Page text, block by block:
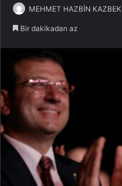
MEHMET HAZBİN KAZBEK
Bir dakikadan az